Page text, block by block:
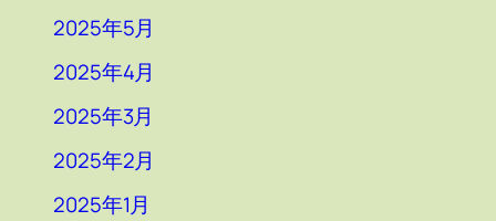
2025年5月
2025年4月
2025年3月
2025年2月
2025年1月